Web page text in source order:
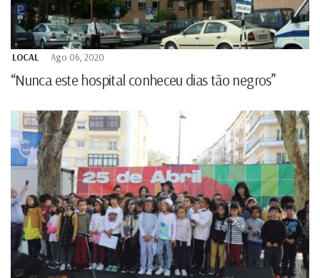
LOCAL Ago 06, 2020
“Nunca este hospital conheceu dias tão negros”